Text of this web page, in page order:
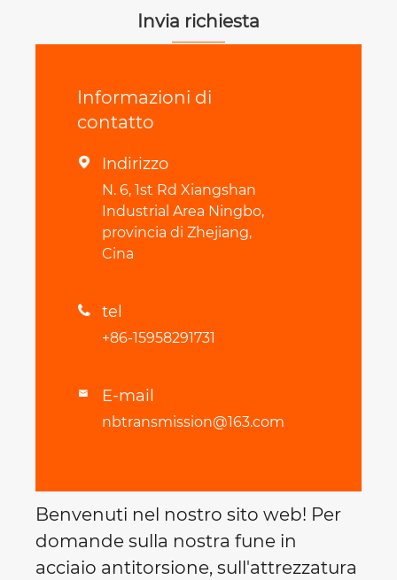
Invia richiesta
Informazioni di
contatto
 Indirizzo
N. 6, 1st Rd Xiangshan
Industrial Area Ningbo,
provincia di Zhejiang,
Cina
 tel
+86-15958291731
 E-mail
nbtransmission@163.com
Benvenuti nel nostro sito web! Per
domande sulla nostra fune in
acciaio antitorsione, sull'attrezzatura